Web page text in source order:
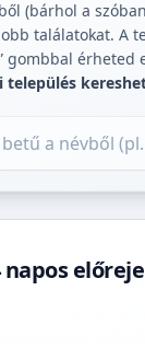
(bárhol a
találatokat. A
gombbal érheted
település
napos